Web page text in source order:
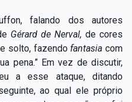
falando dos autores
Gérard de Nerval, de cores
solto, fazendo fantasia com
pena.” Em vez de discutir,
a esse ataque, ditando
ao qual ele próprio